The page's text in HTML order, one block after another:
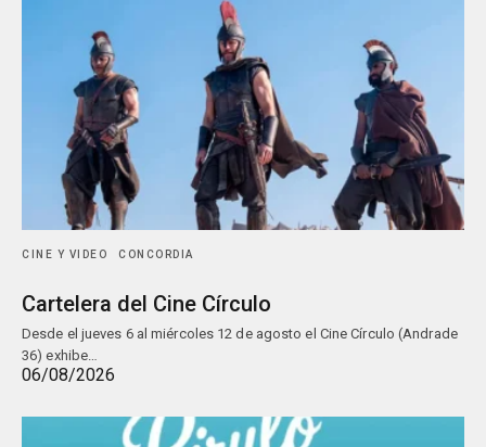
CINE Y VIDEO CONCORDIA
Cartelera del Cine Círculo
Desde el jueves 6 al miércoles 12 de agosto el Cine Círculo (Andrade
36) exhibe…
06/08/2026